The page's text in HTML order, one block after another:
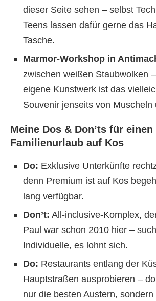
dieser Seite sehen – selbst
Teens lassen dafür gerne das
Tasche.
Marmor-Workshop in
zwischen weißen Staubwolken
eigene Kunstwerk ist das
Souvenir jenseits von Muscheln
Meine Dos & Don’ts für einen
Familienurlaub auf Kos
Do: Exklusive Unterkünfte
denn Premium ist auf Kos
lang verfügbar.
Don’t: All-inclusive-Komplex,
Paul war schon 2010 hier –
Individuelle, es lohnt sich.
Do: Restaurants entlang der
Hauptstraßen ausprobieren –
nur die besten Austern,